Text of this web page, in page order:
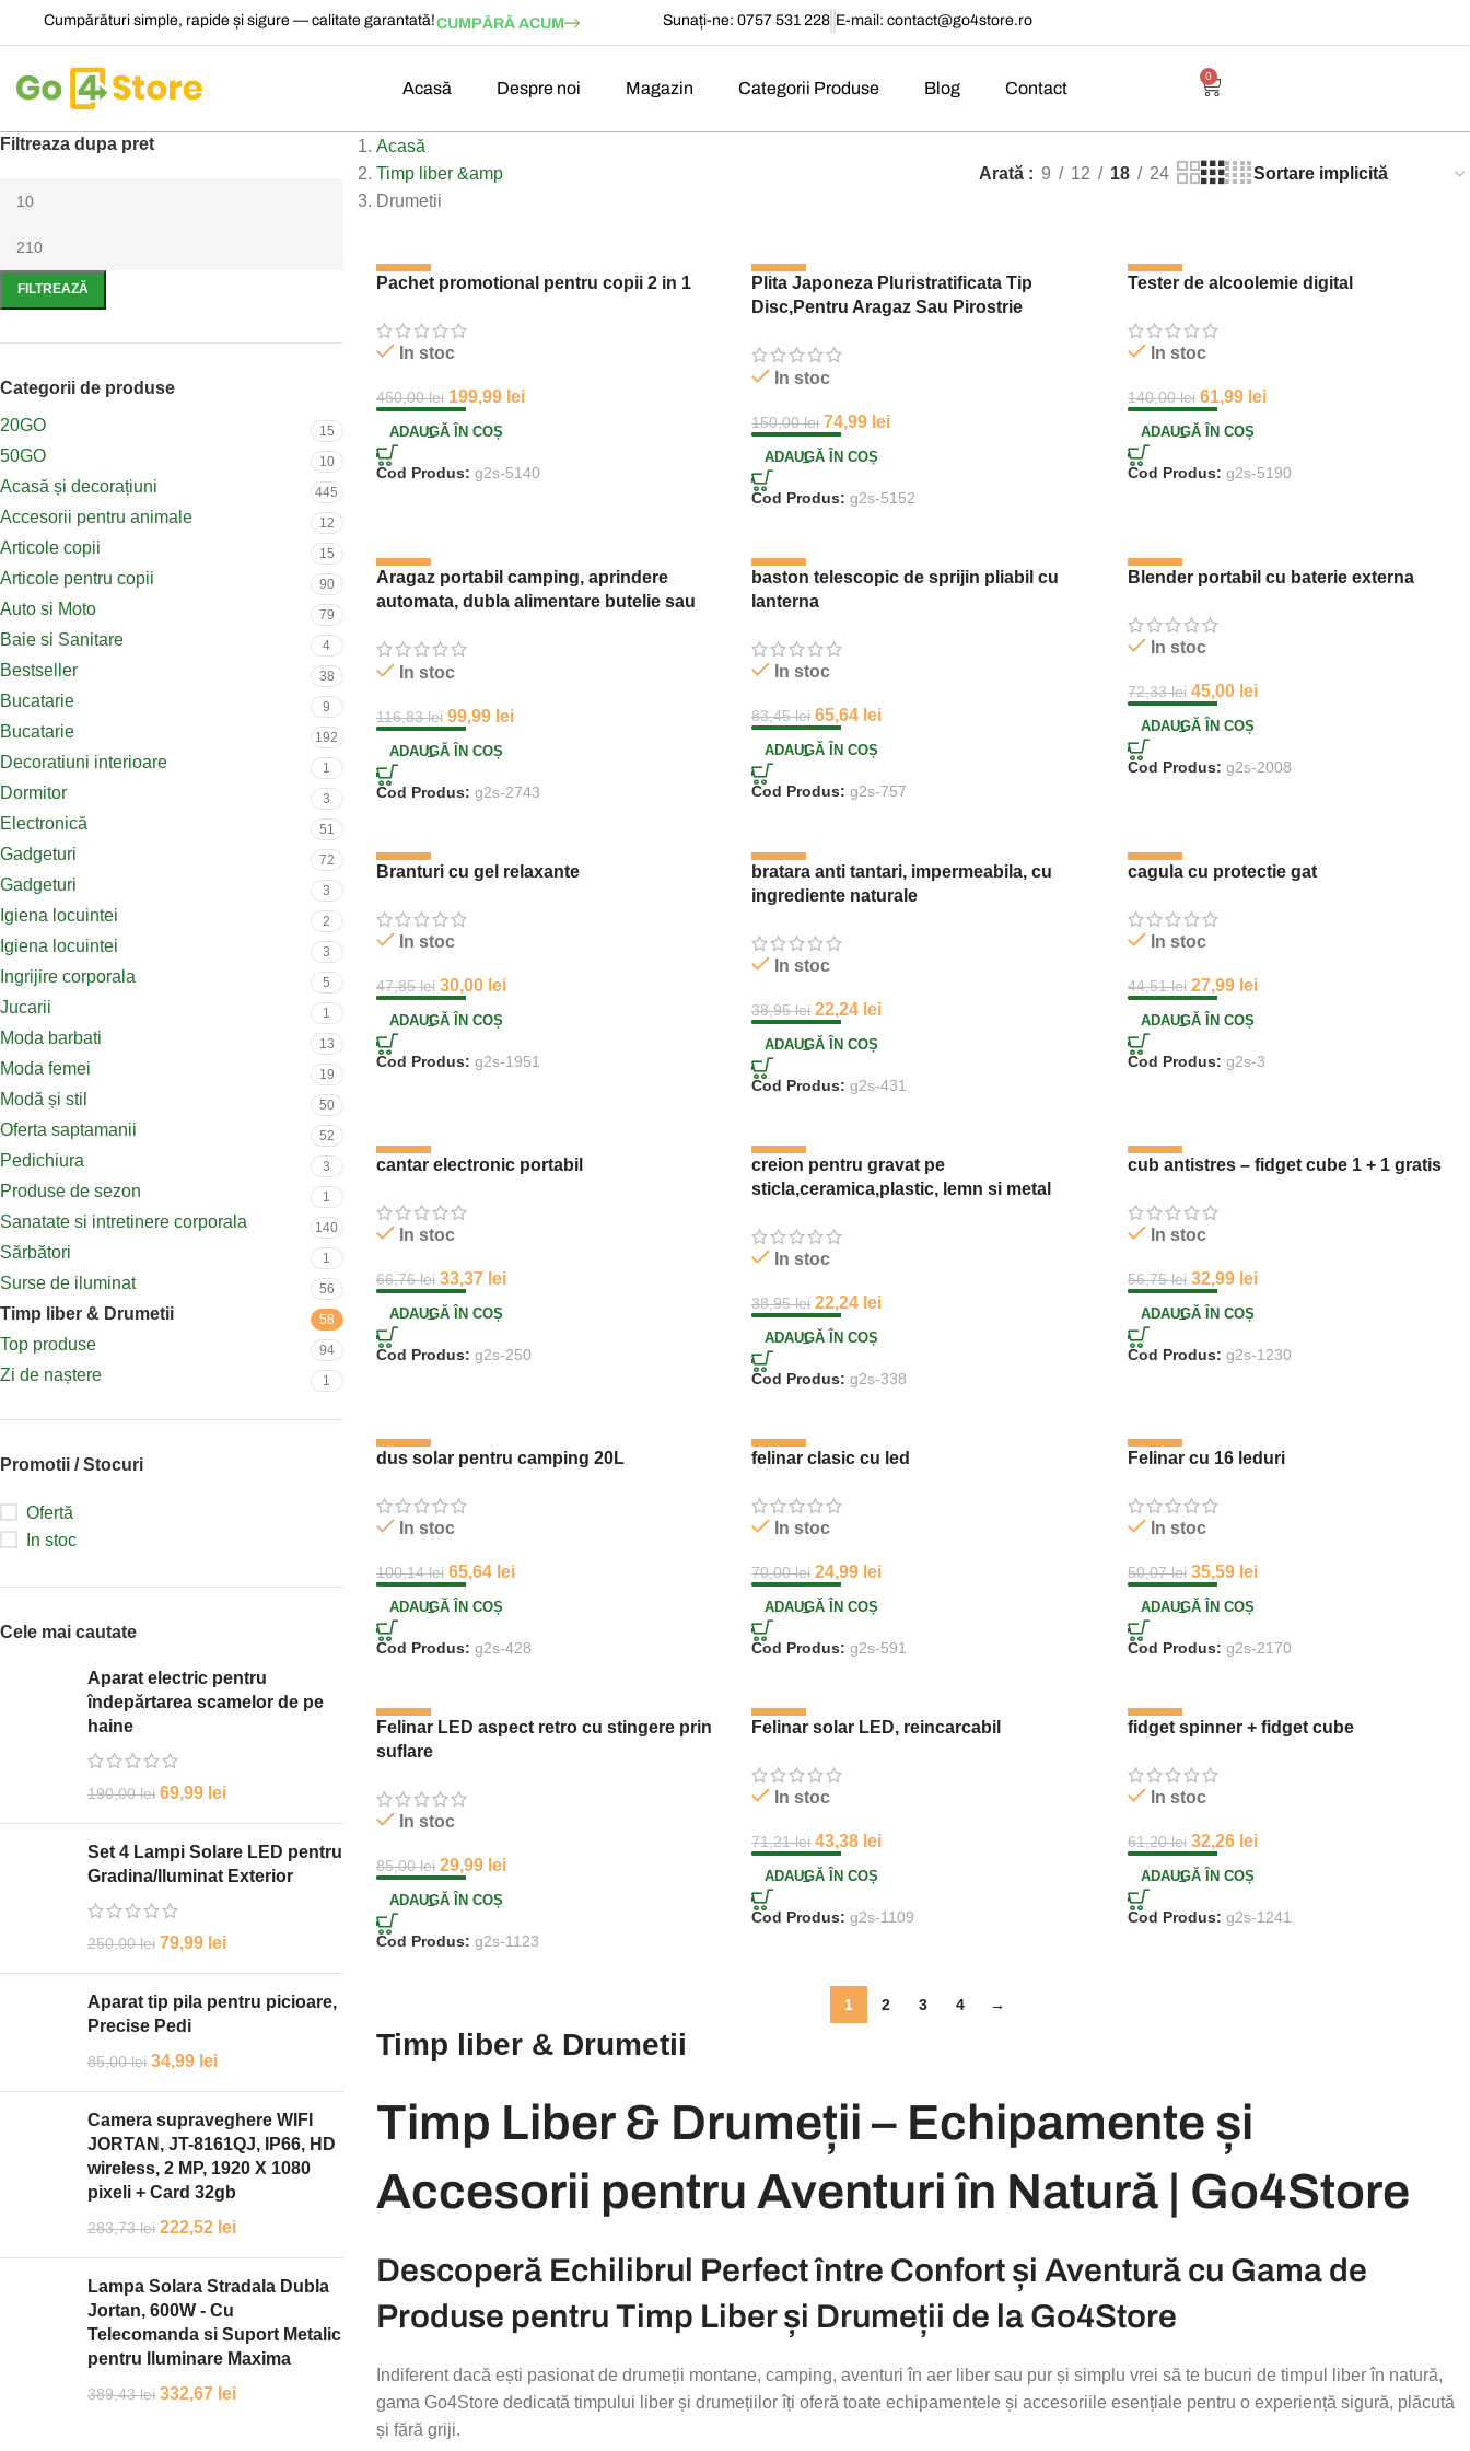
Cumpărături simple, rapide și sigure — calitate garantată!CUMPĂRĂ ACUM Sunați-ne: 0757 531 228 E-mail:contact@go4store.ro
Acasă Despre noi Magazin Categorii Produse Blog Contact
0
Filtreaza dupa pret
FILTREAZĂ
Categorii de produse
20GO
15
50GO 10
Acasă și decorațiuni 445
Accesorii pentru animale 12
Articole copii 15
Articole pentru copii 90
Auto si Moto 79
Baie si Sanitare 4
Bestseller 38
Bucatarie 9
Bucatarie 192
Decoratiuni interioare 1
Dormitor 3
Electronică 51
Gadgeturi 72
Gadgeturi 3
Igiena locuintei 2
Igiena locuintei 3
Ingrijire corporala 5
Jucarii 1
Moda barbati 13
Moda femei 19
Modă și stil 50
Oferta saptamanii 52
Pedichiura 3
Produse de sezon 1
Sanatate si intretinere corporala 140
Sărbători 1
Surse de iluminat 56
Timp liber & Drumetii 58
Top produse 94
Zi de naștere 1
Promotii / Stocuri
Ofertă
In stoc
Cele mai cautate
Aparat electric pentru
îndepărtarea scamelor de pe
haine
190,00lei 69,99 lei
Set 4 Lampi Solare LED pentru
Gradina/Iluminat Exterior
250,00lei 79,99 lei
Aparat tip pila pentru picioare,
Precise Pedi
85,00lei 34,99 lei
Camera supraveghere WIFI
JORTAN, JT-8161QJ, IP66, HD
wireless, 2 MP, 1920 X 1080
pixeli + Card 32gb
283,73lei 222,52 lei
Lampa Solara Stradala Dubla
Jortan, 600W - Cu
Telecomanda si Suport Metalic
pentru Iluminare Maxima
389,43lei 332,67 lei
Acasă
Timp liber &amp
Drumetii
Arată 9 12 18 24
-56%
Pachet promotional pentru copii 2 in 1
In stoc
450,00lei 199,99 lei
ADAUGĂ ÎN COȘ
Cod Produs: g2s-5140
-50%
Plita Japoneza Pluristratificata Tip
Disc,Pentru Aragaz Sau Pirostrie
In stoc
150,00lei 74,99 lei
ADAUGĂ ÎN COȘ
Cod Produs: g2s-5152
-56%
Tester de alcoolemie digital
In stoc
140,00lei 61,99 lei
ADAUGĂ ÎN COȘ
Cod Produs: g2s-5190
-14%
Aragaz portabil camping, aprindere
automata, dubla alimentare butelie sau
In stoc
116,83lei 99,99 lei
ADAUGĂ ÎN COȘ
Cod Produs: g2s-2743
-21%
baston telescopic de sprijin pliabil cu
lanterna
In stoc
83,45lei 65,64 lei
ADAUGĂ ÎN COȘ
Cod Produs: g2s-757
-38%
Blender portabil cu baterie externa
In stoc
72,33lei 45,00 lei
ADAUGĂ ÎN COȘ
Cod Produs: g2s-2008
-37%
Branturi cu gel relaxante
In stoc
47,85lei 30,00 lei
ADAUGĂ ÎN COȘ
Cod Produs: g2s-1951
-43%
bratara anti tantari, impermeabila, cu
ingrediente naturale
In stoc
38,95lei 22,24 lei
ADAUGĂ ÎN COȘ
Cod Produs: g2s-431
-37%
cagula cu protectie gat
In stoc
44,51lei 27,99 lei
ADAUGĂ ÎN COȘ
Cod Produs: g2s-3
-50%
cantar electronic portabil
In stoc
66,76lei 33,37 lei
ADAUGĂ ÎN COȘ
Cod Produs: g2s-250
-43%
creion pentru gravat pe
sticla,ceramica,plastic, lemn si metal
In stoc
38,95lei 22,24 lei
ADAUGĂ ÎN COȘ
Cod Produs: g2s-338
-42%
cub antistres – fidget cube 1 + 1 gratis
In stoc
56,75lei 32,99 lei
ADAUGĂ ÎN COȘ
Cod Produs: g2s-1230
-34%
dus solar pentru camping 20L
In stoc
100,14lei 65,64 lei
ADAUGĂ ÎN COȘ
Cod Produs: g2s-428
-64%
felinar clasic cu led
In stoc
70,00lei 24,99 lei
ADAUGĂ ÎN COȘ
Cod Produs: g2s-591
-29%
Felinar cu 16 leduri
In stoc
50,07lei 35,59 lei
ADAUGĂ ÎN COȘ
Cod Produs: g2s-2170
-65%
Felinar LED aspect retro cu stingere prin
suflare
In stoc
85,00lei 29,99 lei
ADAUGĂ ÎN COȘ
Cod Produs: g2s-1123
-39%
Felinar solar LED, reincarcabil
In stoc
71,21lei 43,38 lei
ADAUGĂ ÎN COȘ
Cod Produs: g2s-1109
-47%
fidget spinner + fidget cube
In stoc
61,20lei 32,26 lei
ADAUGĂ ÎN COȘ
Cod Produs: g2s-1241
1 2 3 4 →
Timp liber & Drumetii
Timp Liber & Drumeții – Echipamente și
Accesorii pentru Aventuri în Natură | Go4Store
Descoperă Echilibrul Perfect între Confort și Aventură cu Gama de
Produse pentru Timp Liber și Drumeții de la Go4Store
Indiferent dacă ești pasionat de drumeții montane, camping, aventuri în aer liber sau pur și simplu vrei să te bucuri de timpul liber în natură,
gama Go4Store dedicată timpului liber și drumețiilor îți oferă toate echipamentele și accesoriile esențiale pentru o experiență sigură, plăcută
și fără griji.